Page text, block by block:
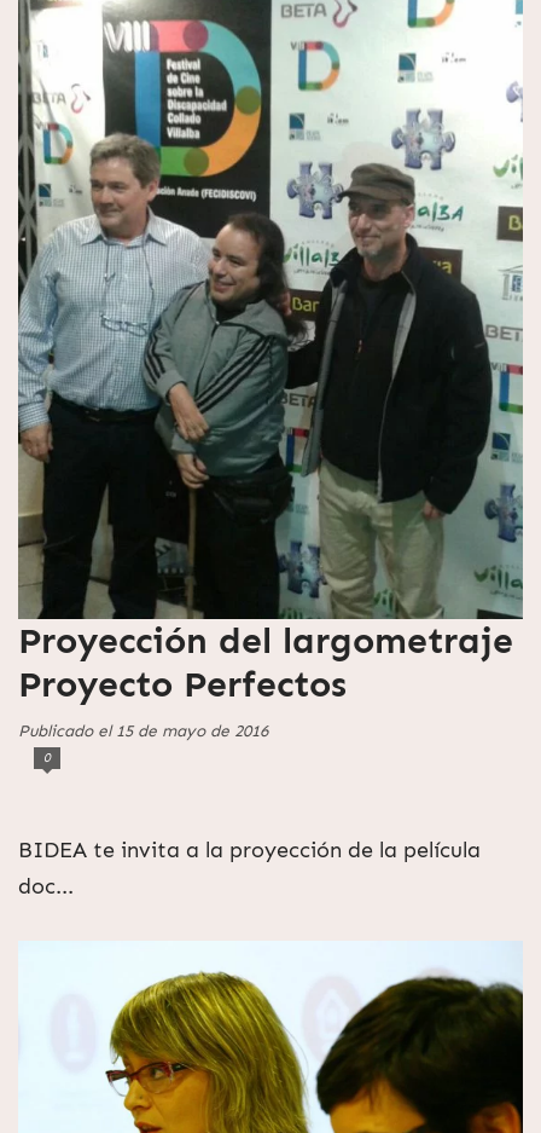
Proyección del largometraje
Proyecto Perfectos
Publicado el 15 de mayo de 2016
0
BIDEA te invita a la proyección de la película
doc...